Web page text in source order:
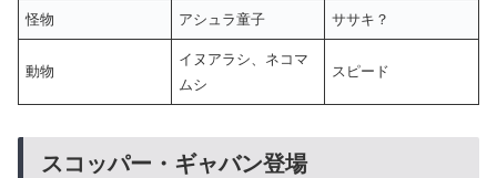
怪物 アシュラ童子 ササキ？
動物
イヌアラシ、ネコマ
ムシ
スピード
スコッパー・ギャバン登場